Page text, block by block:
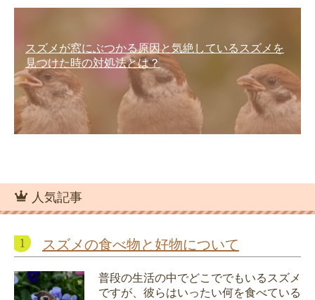
スズメが窓にぶつかる原因と気絶しているスズメを
見つけた時の対処法とは？
人気記事
スズメの食べ物と好物について
普段の生活の中でどこででもいるスズメ
ですが、彼らはいったい何を食べている